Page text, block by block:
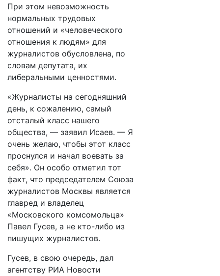
При этом невозможность
нормальных трудовых
отношений и «человеческого
отношения к людям» для
журналистов обусловлена, по
словам депутата, их
либеральными ценностями.
«Журналисты на сегодняшний
день, к сожалению, самый
отсталый класс нашего
общества, — заявил Исаев. — Я
очень желаю, чтобы этот класс
проснулся и начал воевать за
себя». Он особо отметил тот
факт, что председателем Союза
журналистов Москвы является
главред и владелец
«Московского комсомольца»
Павел Гусев, а не кто-либо из
пишущих журналистов.
Гусев, в свою очередь, дал
агентству РИА Новости